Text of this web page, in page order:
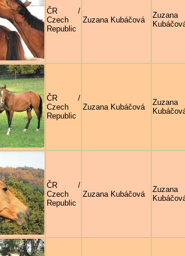
ČR /
Czech
Republic
Zuzana Kubáčová
Zuzana
ČR /
Czech
Republic
Zuzana Kubáčová
Zuzana
ČR /
Czech
Republic
Zuzana Kubáčová
Zuzana